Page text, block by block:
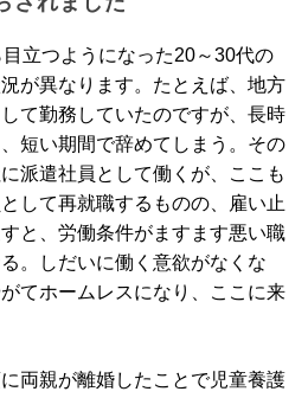
立つようになった20～30代の
が異なります。たとえば、地方
て勤務していたのですが、長時
短い期間で辞めてしまう。その
派遣社員として働くが、ここも
して再就職するものの、雇い止
と、労働条件がますます悪い職
。しだいに働く意欲がなくな
てホームレスになり、ここに来
両親が離婚したことで児童養護